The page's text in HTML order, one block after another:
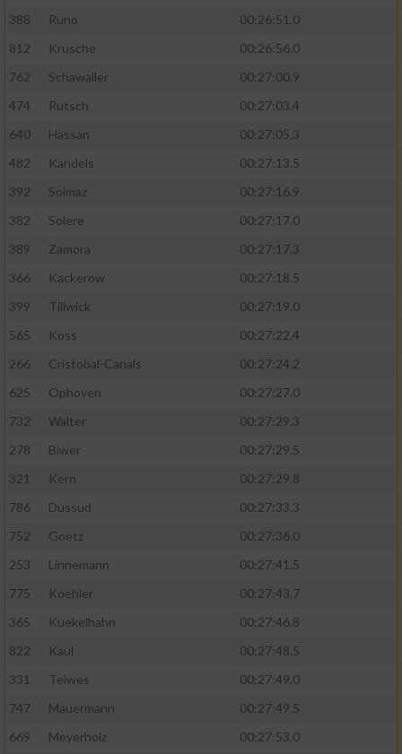
388
Runo
00:26:51.0
812
Krusche
00:26:56.0
762
Schawaller
00:27:00.9
474
Rutsch
00:27:03.4
640
Hassan
00:27:05.3
482
Kandels
00:27:13.5
392
Solmaz
00:27:16.9
382
Solere
00:27:17.0
389
Zamora
00:27:17.3
366
Kackerow
00:27:18.5
399
Tillwick
00:27:19.0
565
Koss
00:27:22.4
266
Cristobal-Canals
00:27:24.2
625
Ophoven
00:27:27.0
732
Walter
00:27:29.3
278
Biwer
00:27:29.5
321
Kern
00:27:29.8
786
Dussud
00:27:33.3
752
Goetz
00:27:36.0
253
Linnemann
00:27:41.5
775
Koehler
00:27:43.7
365
Kuekelhahn
00:27:46.8
822
Kaul
00:27:48.5
331
Teiwes
00:27:49.0
747
Mauermann
00:27:49.5
669
Meyerholz
00:27:53.0